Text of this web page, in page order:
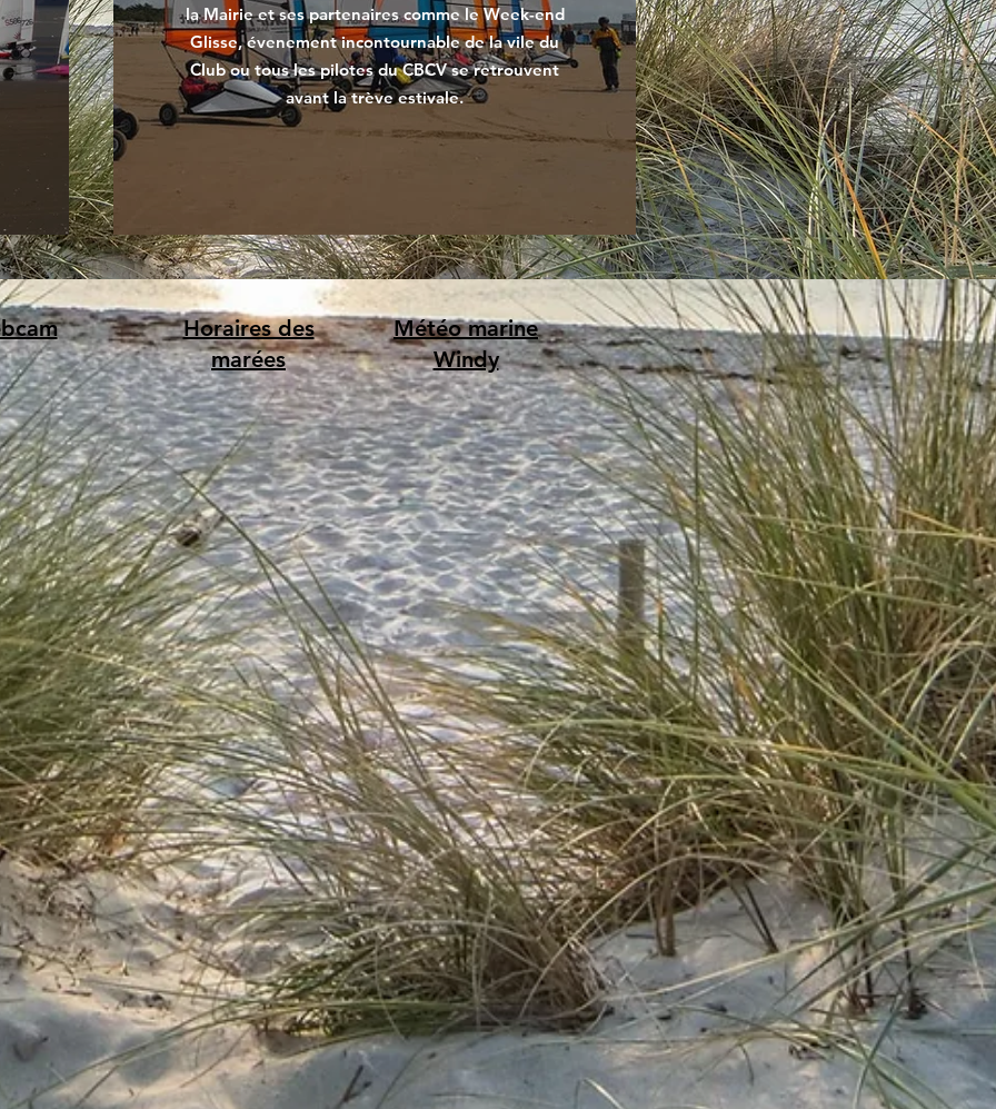
la Mairie et ses partenaires comme le Week-end
Glisse, évenement incontournable de la vile du
Club ou tous les pilotes du CBCV se retrouvent
avant la trève estivale.
Horaires des
marées
Météo marine
Windy